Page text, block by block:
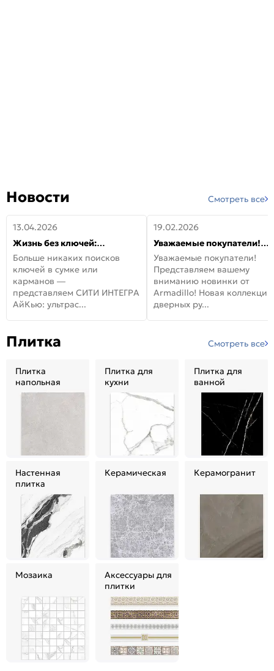
Новости Смотреть все
13.04.2026
Жизнь без ключей:
встречайте новую дверь
СИТИ ИНТЕГРА АйКью!
Больше никаких поисков
ключей в сумке или
карманов —
представляем СИТИ ИНТЕГРА
АйКью: ультрас...
19.02.2026
Уважаемые покупатели!
Представляем вашему
вниманию новинки от
Armadillo!
Уважаемые покупатели!
Представляем вашему
вниманию новинки от
Armadillo! Новая коллекция
дверных ру...
Плитка Смотреть все
Плитка
напольная
Плитка для
кухни
Плитка для
ванной
Настенная
плитка
Керамическая Керамогранит
Мозаика
Аксессуары для
плитки